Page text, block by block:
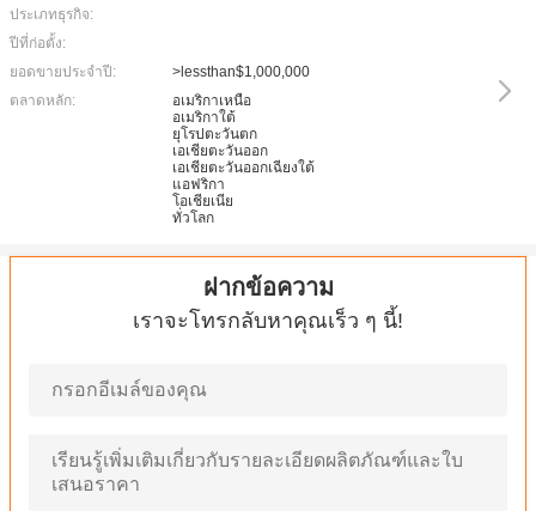
ประเภทธุรกิจ:
ปีที่ก่อตั้ง:
ยอดขายประจำปี:
>lessthan$1,000,000
ตลาดหลัก:
อเมริกาเหนือ
อเมริกาใต้
ยุโรปตะวันตก
เอเชียตะวันออก
เอเชียตะวันออกเฉียงใต้
แอฟริกา
โอเชียเนีย
ทั่วโลก
ฝากข้อความ
เราจะโทรกลับหาคุณเร็ว ๆ นี้!